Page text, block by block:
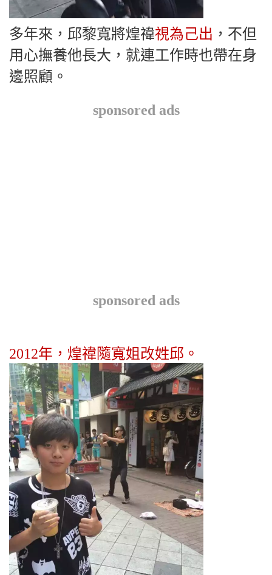
多年來，邱黎寬將煌禕視為己出 ，不但
用心撫養他長大，就連工作時也帶在身
邊照顧。
sponsored ads
sponsored ads
2012年，煌禕隨寬姐改姓邱。